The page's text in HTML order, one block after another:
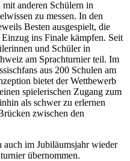
mit anderen Schülern in
zu messen. In den
Besten ausgespielt, die
ins Finale kämpfen. Seit
und Schüler in
am Sprachturnier teil. Im
aus 200 Schulen am
bietet der Wettbewerb
spielerischen Zugang zum
als schwer zu erlernen
zwischen den
im Jubiläumsjahr wieder
übernommen.